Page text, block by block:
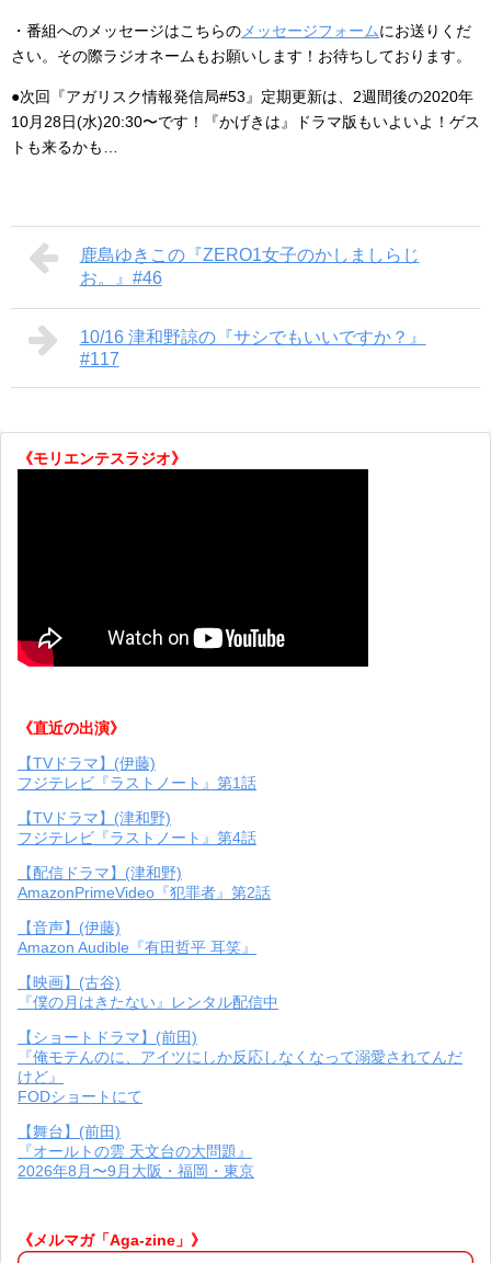
・番組へのメッセージはこちらの メッセージフォームにお送りくだ
さい。その際ラジオネームもお願いします！お待ちしております。
●次回『アガリスク情報発信局#53』定期更新は、2週間後の2020年
10月28日(水)20:30〜です！『かげきは』ドラマ版もいよいよ！ゲス
トも来るかも…
鹿島ゆきこの『ZERO1女子のかしましらじ
お。』#46
10/16 津和野諒の『サシでもいいですか？』
#117
《モリエンテスラジオ》
《直近の出演》
【TVドラマ】(伊藤)
フジテレビ『ラストノート』第1話
【TVドラマ】(津和野)
フジテレビ『ラストノート』第4話
【配信ドラマ】(津和野)
AmazonPrimeVideo『犯罪者』第2話
【音声】(伊藤)
Amazon Audible『有田哲平 耳笑』
【映画】(古谷)
『僕の月はきたない』レンタル配信中
【ショートドラマ】(前田)
『俺モテんのに、アイツにしか反応しなくなって溺愛されてんだ
けど』
FODショートにて
【舞台】(前田)
『オールトの雲 天文台の大問題』
2026年8月〜9月大阪・福岡・東京
《メルマガ「Aga-zine」》